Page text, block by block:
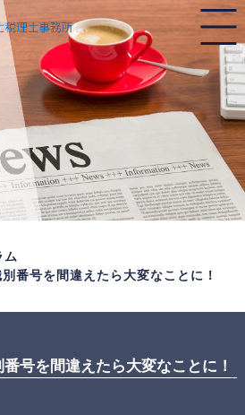
ム
番号を間違えたら大変なことに！
号を間違えたら大変なことに！